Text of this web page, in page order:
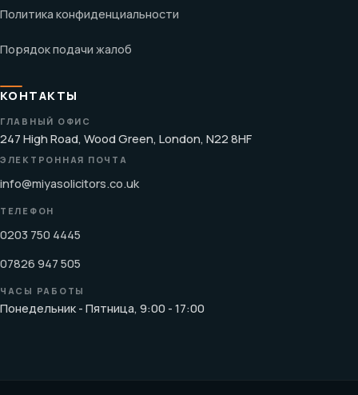
Политика конфиденциальности
Порядок подачи жалоб
КОНТАКТЫ
ГЛАВНЫЙ ОФИС
247 High Road, Wood Green, London, N22 8HF
ЭЛЕКТРОННАЯ ПОЧТА
info@miyasolicitors.co.uk
ТЕЛЕФОН
0203 750 4445
07826 947 505
ЧАСЫ РАБОТЫ
Понедельник - Пятница, 9:00 - 17:00